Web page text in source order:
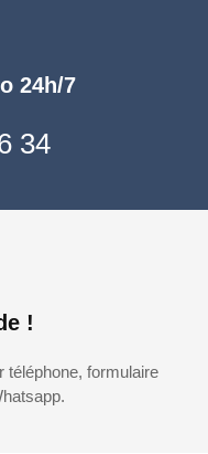
24h/7
34
!
téléphone, formulaire